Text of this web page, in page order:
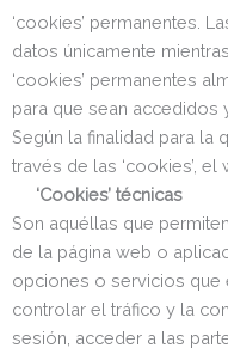
‘cookies’ permanentes.
datos únicamente
‘cookies’ permanentes
para que sean accedidos
Según la finalidad para la
través de las ‘cookies’, el
‘Cookies’ técnicas
Son aquéllas que
de la página web o
opciones o servicios que
controlar el tráfico y la
sesión, acceder a las